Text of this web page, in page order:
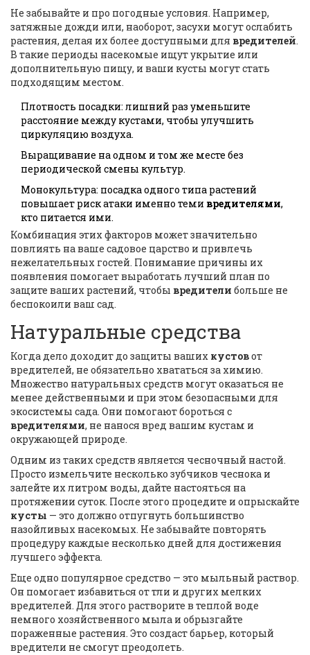
Не забывайте и про погодные условия. Например,
затяжные дожди или, наоборот, засухи могут ослабить
растения, делая их более доступными для вредителей.
В такие периоды насекомые ищут укрытие или
дополнительную пищу, и ваши кусты могут стать
подходящим местом.
Плотность посадки: лишний раз уменьшите
расстояние между кустами, чтобы улучшить
циркуляцию воздуха.
Выращивание на одном и том же месте без
периодической смены культур.
Монокультура: посадка одного типа растений
повышает риск атаки именно теми вредителями,
кто питается ими.
Комбинация этих факторов может значительно
повлиять на ваше садовое царство и привлечь
нежелательных гостей. Понимание причины их
появления помогает выработать лучший план по
защите ваших растений, чтобы вредители больше не
беспокоили ваш сад.
Натуральные средства
Когда дело доходит до защиты ваших кустовот
вредителей, не обязательно хвататься за химию.
Множество натуральных средств могут оказаться не
менее действенными и при этом безопасными для
экосистемы сада. Они помогают бороться с
вредителями, не нанося вред вашим кустам и
окружающей природе.
Одним из таких средств является чесночный настой.
Просто измельчите несколько зубчиков чеснока и
залейте их литром воды, дайте настояться на
протяжении суток. После этого процедите и опрыскайте
кусты — это должно отпугнуть большинство
назойливых насекомых. Не забывайте повторять
процедуру каждые несколько дней для достижения
лучшего эффекта.
Еще одно популярное средство — это мыльный раствор.
Он помогает избавиться от тли и других мелких
вредителей. Для этого растворите в теплой воде
немного хозяйственного мыла и обрызгайте
пораженные растения. Это создаст барьер, который
вредители не смогут преодолеть.